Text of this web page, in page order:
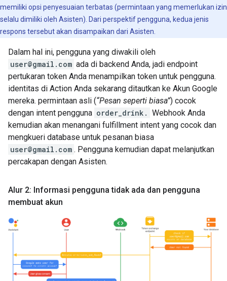
memiliki opsi penyesuaian terbatas (permintaan yang memerlukan izin
selalu dimiliki oleh Asisten). Dari perspektif pengguna, kedua jenis
respons tersebut akan disampaikan dari Asisten.
Dalam hal ini, pengguna yang diwakili oleh
user@gmail.com ada di backend Anda, jadi endpoint
pertukaran token Anda menampilkan token untuk pengguna.
identitas di Action Anda sekarang ditautkan ke Akun Google
mereka. permintaan asli (“Pesan seperti biasa”) cocok
dengan intent pengguna order_drink. Webhook Anda
kemudian akan menangani fulfillment intent yang cocok dan
mengkueri database untuk pesanan biasa
user@gmail.com . Pengguna kemudian dapat melanjutkan
percakapan dengan Asisten.
Alur 2: Informasi pengguna tidak ada dan pengguna
membuat akun